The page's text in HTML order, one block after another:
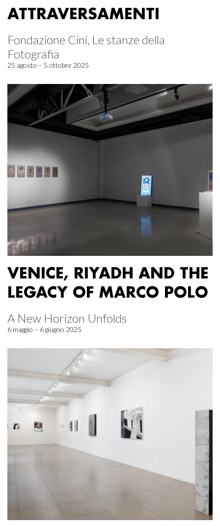
ATTRAVERSAMENTI
Fondazione Cini, Le stanze della
Fotografia
25 agosto – 5 ottobre 2025
VENICE, RIYADH AND THE
LEGACY OF MARCO POLO
A New Horizon Unfolds
6 maggio – 6 giugno 2025